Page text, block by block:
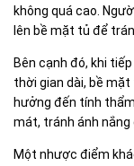
không quá cao.
lên bề mặt tủ để
Bên cạnh đó, khi
thời gian dài, bề
hưởng đến tính
mát, tránh ánh nắng
Một nhược điểm